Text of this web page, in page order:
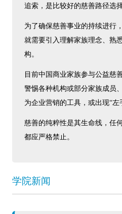
追索，是比较好的慈善路径选择
为了确保慈善事业的持续进行
就需要引入理解家族理念、熟
构。
目前中国商业家族参与公益慈
警惕各种机构或部分家族成员
为企业营销的工具，或出现“左
慈善的纯粹性是其生命线，任
都应严格禁止。
学院新闻